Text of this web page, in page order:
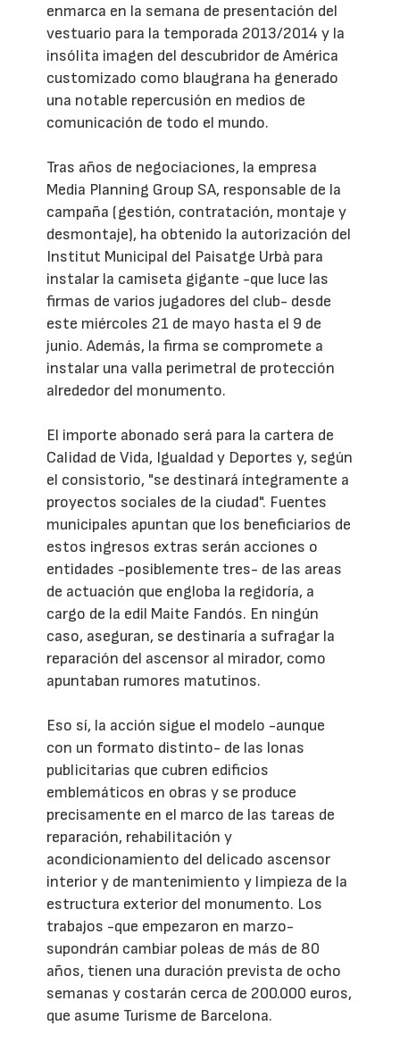
enmarca en la semana de presentación del
vestuario para la temporada 2013/2014 y la
insólita imagen del descubridor de América
customizado como blaugrana ha generado
una notable repercusión en medios de
comunicación de todo el mundo.
Tras años de negociaciones, la empresa
Media Planning Group SA, responsable de la
campaña (gestión, contratación, montaje y
desmontaje), ha obtenido la autorización del
Institut Municipal del Paisatge Urbà para
instalar la camiseta gigante -que luce las
firmas de varios jugadores del club- desde
este miércoles 21 de mayo hasta el 9 de
junio. Además, la firma se compromete a
instalar una valla perimetral de protección
alrededor del monumento.
El importe abonado será para la cartera de
Calidad de Vida, Igualdad y Deportes y, según
el consistorio, "se destinará íntegramente a
proyectos sociales de la ciudad". Fuentes
municipales apuntan que los beneficiarios de
estos ingresos extras serán acciones o
entidades -posiblemente tres- de las areas
de actuación que engloba la regidoría, a
cargo de la edil Maite Fandós. En ningún
caso, aseguran, se destinaría a sufragar la
reparación del ascensor al mirador, como
apuntaban rumores matutinos.
Eso sí, la acción sigue el modelo -aunque
con un formato distinto- de las lonas
publicitarias que cubren edificios
emblemáticos en obras y se produce
precisamente en el marco de las tareas de
reparación, rehabilitación y
acondicionamiento del delicado ascensor
interior y de mantenimiento y limpieza de la
estructura exterior del monumento. Los
trabajos -que empezaron en marzo-
supondrán cambiar poleas de más de 80
años, tienen una duración prevista de ocho
semanas y costarán cerca de 200.000 euros,
que asume Turisme de Barcelona.